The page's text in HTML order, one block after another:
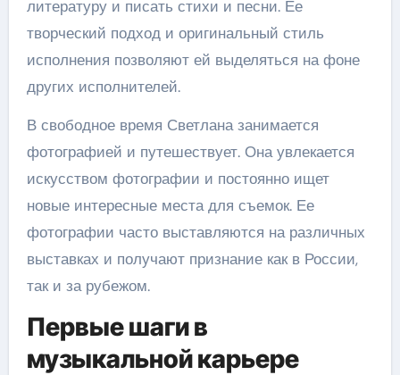
литературу и писать стихи и песни. Ее
творческий подход и оригинальный стиль
исполнения позволяют ей выделяться на фоне
других исполнителей.
В свободное время Светлана занимается
фотографией и путешествует. Она увлекается
искусством фотографии и постоянно ищет
новые интересные места для съемок. Ее
фотографии часто выставляются на различных
выставках и получают признание как в России,
так и за рубежом.
Первые шаги в
музыкальной карьере